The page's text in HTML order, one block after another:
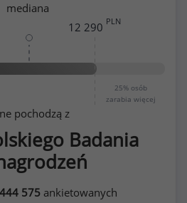
mediana
25% osób
zarabia więcej
12 290 PLN
pochodzą z
Badania
575ankietowanych